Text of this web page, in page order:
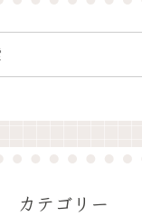
カテゴリー